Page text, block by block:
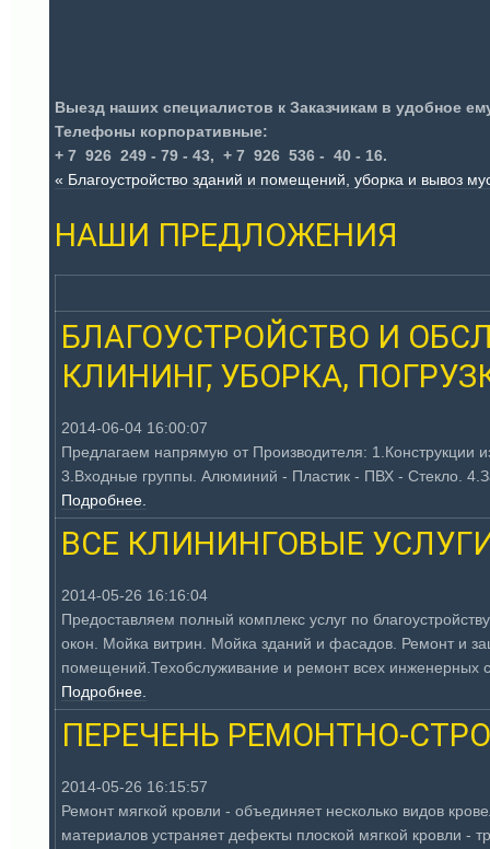
Выезд наших специалистов к Заказчикам в удобное
Телефоны корпоративные:
+ 7 926 249 - 79 - 43, + 7 926 536 - 40 - 16.
« Благоустройство зданий и помещений, уборка и вывоз
НАШИ ПРЕДЛОЖЕНИЯ
БЛАГОУСТРОЙСТВО И
КЛИНИНГ, УБОРКА,
2014-06-04 16:00:07
Предлагаем напрямую от Производителя:
3.Входные группы. Алюминий - Пластик - ПВХ - Стекло.
Подробнее.
ВСЕ КЛИНИНГОВЫЕ
2014-05-26 16:16:04
Предоставляем полный комплекс услуг по
окон. Мойка витрин. Мойка зданий и фасадов. Ремонт и
помещений.Техобслуживание и ремонт всех инженерных
Подробнее.
ПЕРЕЧЕНЬ РЕМОНТНО-
2014-05-26 16:15:57
Ремонт мягкой кровли - объединяет несколько видов
материалов устраняет дефекты плоской мягкой кровли -